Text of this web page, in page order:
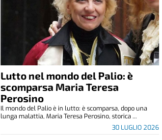
Lutto nel mondo del Palio: è
scomparsa Maria Teresa
Perosino
30 LUGLIO 2026
Il mondo del Palio è in lutto: è scomparsa, dopo una
lunga malattia, Maria Teresa Perosino, storica ...